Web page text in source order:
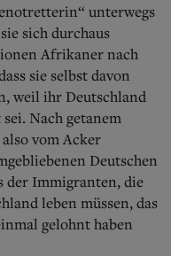
unterwegs
sich durchaus
Afrikaner nach
sie selbst davon
weil ihr Deutschland
Nach getanem
vom Acker
Deutschen
der Immigranten, die
leben müssen, das
gelohnt haben